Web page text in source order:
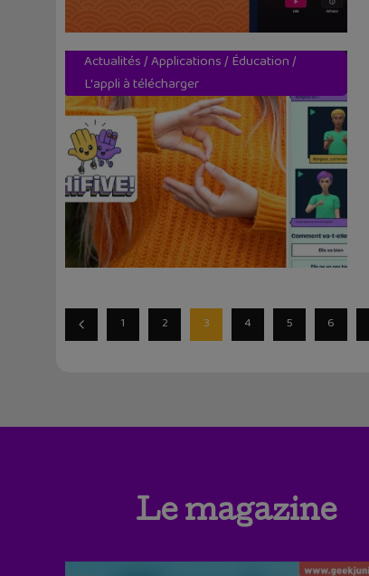
Actualités/Applications/ Éducation/
L'appli à télécharger
1 2 3 4 5 6
Le magazine